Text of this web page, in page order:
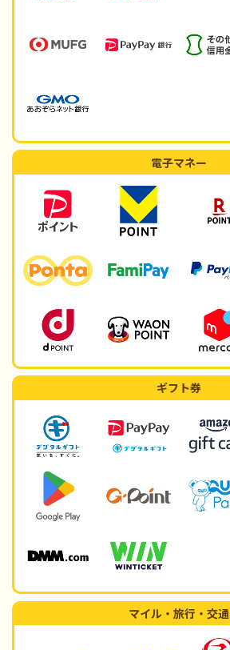
電子マネー
ギフト券
マイル・旅行・交通